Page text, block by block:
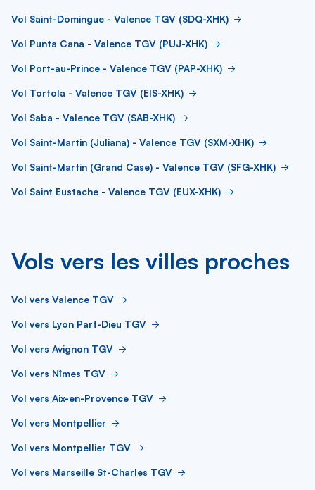
Vol Saint-Domingue - Valence TGV (SDQ-XHK)
Vol Punta Cana - Valence TGV (PUJ-XHK)
Vol Port-au-Prince - Valence TGV (PAP-XHK)
Vol Tortola - Valence TGV (EIS-XHK)
Vol Saba - Valence TGV (SAB-XHK)
Vol Saint-Martin (Juliana) - Valence TGV (SXM-XHK)
Vol Saint-Martin (Grand Case) - Valence TGV (SFG-XHK)
Vol Saint Eustache - Valence TGV (EUX-XHK)
Vols vers les villes proches
Vol vers Valence TGV
Vol vers Lyon Part-Dieu TGV
Vol vers Avignon TGV
Vol vers Nîmes TGV
Vol vers Aix-en-Provence TGV
Vol vers Montpellier
Vol vers Montpellier TGV
Vol vers Marseille St-Charles TGV